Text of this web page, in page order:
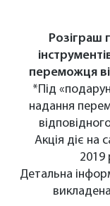
Розіграш
переможця
*Під
надання
Акція діє на
2019
Детальна